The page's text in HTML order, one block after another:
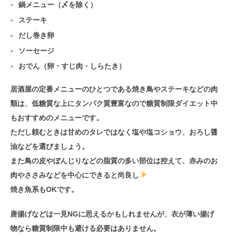
鍋メニュー（〆を除く）
ステーキ
だし巻き卵
ソーセージ
おでん（卵・すじ肉・しらたき）
居酒屋の定番メニューのひとつである焼き鳥やステーキなどの肉
類は、低糖質な上にタンパク質豊富なので糖質制限ダイエット中
もおすすめのメニューです。
ただし頼むときは甘めのタレではなく塩や塩コショウ、おろし醤
油などを選びましょう 。
また鳥の皮やぼんじりなどの脂質の多い部位は控えて、赤みのお
肉やささみなどを中心にできると尚良し
焼き魚系もOKです。
唐揚げなどは一見NGに思えるかもしれませんが、 衣が薄い揚げ
物なら糖質制限中も避ける必要はありません。